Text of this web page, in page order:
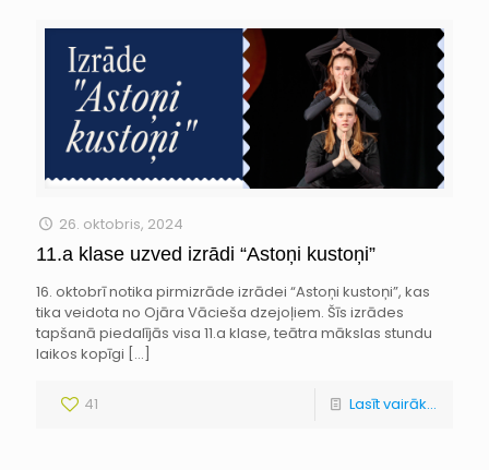
26. oktobris, 2024
11.a klase uzved izrādi “Astoņi kustoņi”
16. oktobrī notika pirmizrāde izrādei “Astoņi kustoņi”, kas
tika veidota no Ojāra Vācieša dzejoļiem. Šīs izrādes
tapšanā piedalījās visa 11.a klase, teātra mākslas stundu
laikos kopīgi […]
41 Lasīt vairāk...